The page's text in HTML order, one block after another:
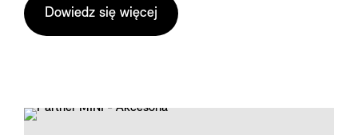
Dowiedz się więcej